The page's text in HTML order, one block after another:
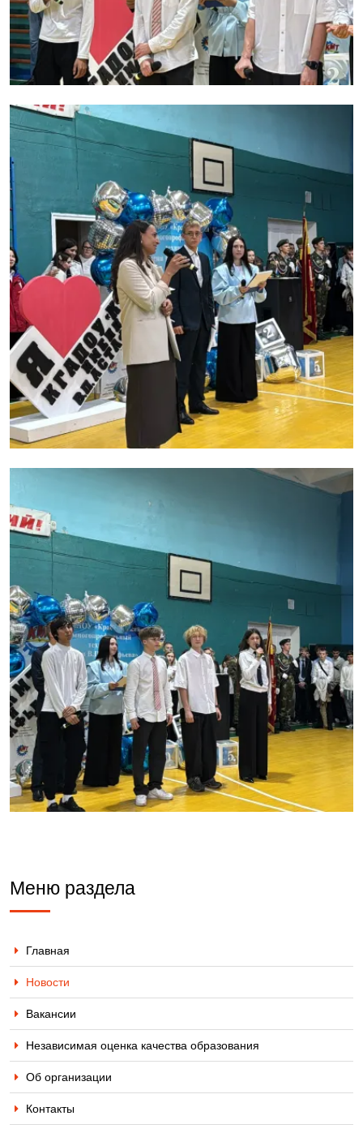
Меню раздела
Главная
Новости
Вакансии
Независимая оценка качества образования
Об организации
Контакты